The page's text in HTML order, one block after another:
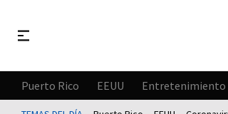
Puerto Rico EEUU Entretenimiento